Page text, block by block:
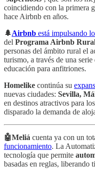
coincidiendo con la primera
hace Airbnb en años.
🌲Airbnb está impulsando
del Programa Airbnb
personas del ámbito rural el
turismo, a través de una
educación para anfitriones.
Homelike continúa su
nuevas ciudades: Sevilla,
en destinos atractivos para los
disparado la demanda de
🤖Meliá cuenta ya con un
funcionamiento. La
tecnología que permite
basadas en reglas, liberando